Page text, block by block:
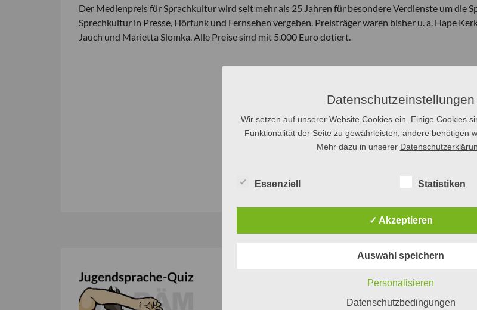
Der Medienpreis für Sprachkultur wird seit mehr als 25 Jahren für besondere Verdienste um die
Sprechkultur in Presse, Hörfunk und Fernsehen vergeben. Preisträger waren bisher u. a. Hape
Jauch und Marietta Slomka. Alle Preise sind mit 5.000 Euro dotiert.
Datenschutzeinstellungen
Wir setzen auf unserer Website Cookies ein. Einige Cookies
Funktionalität der Seite zu gewährleisten, andere benötigen
Mehr dazu in unserer
Essenziell Statistiken
✓ Akzeptieren
Auswahl speichern
Personalisieren
Datenschutzbedingungen